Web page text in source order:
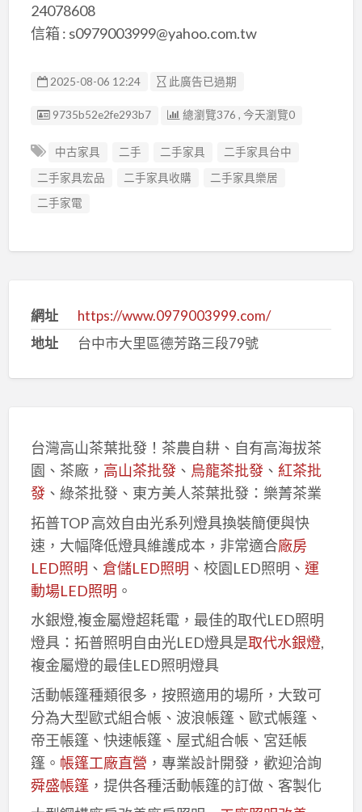
24078608
信箱 : s0979003999@yahoo.com.tw
2025-08-06 12:24 此廣告已過期
廣告编號
9735b52e2fe293b7 總瀏覽376 , 今天瀏覽0
中古家具 二手 二手家具
二手家具台中
二手家具宏品
二手家具收購
二手家具樂居
二手家電
網址
https://www.0979003999.com/
地址
台中市大里區德芳路三段79號
台灣高山茶葉批發！茶農自耕、自有高海拔茶
園、茶廠， 高山茶批發、 烏龍茶批發、 紅茶批
發、綠茶批發、東方美人茶葉批發：樂菁茶業
拓普TOP 高效自由光系列燈具換裝簡便與快
速，大幅降低燈具維護成本，非常適合廠房
LED照明 、 倉儲LED照明 、校園LED照明、 運
動場LED照明 。
水銀燈,複金屬燈超耗電，最佳的取代LED照明
燈具：拓普照明自由光LED燈具是取代水銀燈,
複金屬燈的最佳LED照明燈具
活動帳篷種類很多，按照適用的場所，大致可
分為大型歐式組合帳、波浪帳篷、歐式帳篷、
帝王帳篷、快速帳篷、屋式組合帳、宮廷帳
篷。 帳篷工廠直營 ，專業設計開發，歡迎洽詢
舜盛帳篷，提供各種活動帳篷的訂做、客製化